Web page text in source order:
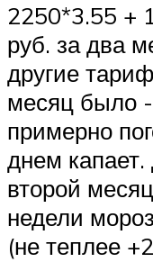
2250*3.55 +
руб. за два
другие
месяц было
примерно
днем
второй
недели
(не теплее